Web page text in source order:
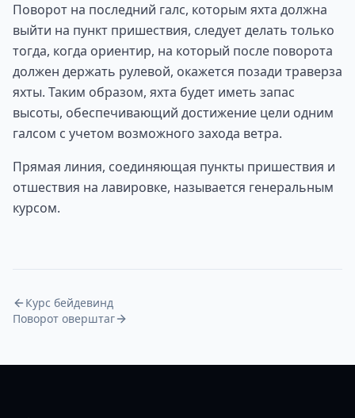
Поворот на последний галс, которым яхта должна
выйти на пункт пришествия, следует делать только
тогда, когда ориентир, на который после поворота
должен держать рулевой, окажется позади траверза
яхты. Таким образом, яхта будет иметь запас
высоты, обеспечивающий достижение цели одним
галсом с учетом возможного захода ветра.
Прямая линия, соединяющая пункты пришествия и
отшествия на лавировке, называется генеральным
курсом.
Курс бейдевинд
Поворот оверштаг